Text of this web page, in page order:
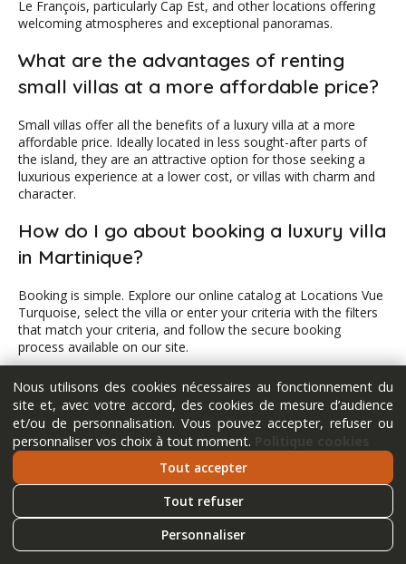
Le François, particularly Cap Est, and other locations offering
welcoming atmospheres and exceptional panoramas.
What are the advantages of renting
small villas at a more affordable price?
Small villas offer all the benefits of a luxury villa at a more
affordable price. Ideally located in less sought-after parts of
the island, they are an attractive option for those seeking a
luxurious experience at a lower cost, or villas with charm and
character.
How do I go about booking a luxury villa
in Martinique?
Booking is simple. Explore our online catalog at Locations Vue
Turquoise, select the villa or enter your criteria with the filters
that match your criteria, and follow the secure booking
process available on our site.
What luxury concierge services are
available?
We recommend a range of luxury concierge services, including
transfers, meal preparation, personalized excursions, and
other tailor-made services to make your stay even more
When is the best time to rent a villa in
Nous utilisons des cookies nécessaires au fonctionnement du
site et, avec votre accord, des cookies de mesure d’audience
et/ou de personnalisation. Vous pouvez accepter, refuser ou
personnaliser vos choix à tout moment.
Tout accepter
Tout refuser
Personnaliser